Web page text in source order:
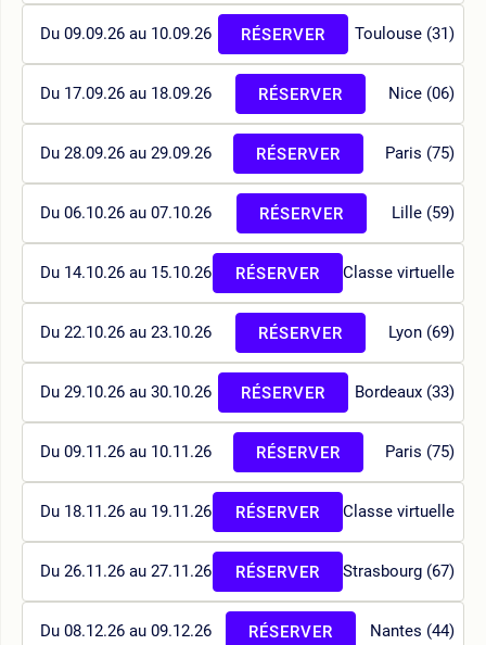
Du 09.09.26 au 10.09.26 Toulouse (31)
RÉSERVER
Du 17.09.26 au 18.09.26 Nice (06)
RÉSERVER
Du 28.09.26 au 29.09.26 Paris (75)
RÉSERVER
Du 06.10.26 au 07.10.26 Lille (59)
RÉSERVER
Du 14.10.26 au 15.10.26 Classe virtuelle
RÉSERVER
Du 22.10.26 au 23.10.26 Lyon (69)
RÉSERVER
Du 29.10.26 au 30.10.26 Bordeaux (33)
RÉSERVER
Du 09.11.26 au 10.11.26 Paris (75)
RÉSERVER
Du 18.11.26 au 19.11.26 Classe virtuelle
RÉSERVER
Du 26.11.26 au 27.11.26 Strasbourg (67)
RÉSERVER
Du 08.12.26 au 09.12.26 Nantes (44)
RÉSERVER